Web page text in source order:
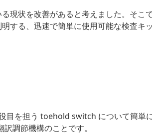
現状を改善があると考えました。そこ
する、迅速で簡単に使用可能な検査キッ
目を担う toehold switch について簡単
調節機構のことです。